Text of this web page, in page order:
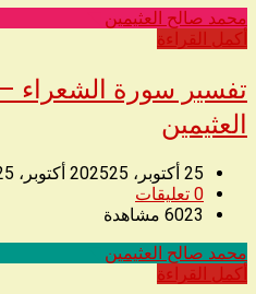
محمد صالح العثيمين
أكمل القراءة
تفسير سورة الشعراء
العثيمين
25 أكتوبر، 2025
25 أكتوبر، 2025
0 تعليقات
6023 مشاهدة
محمد صالح العثيمين
أكمل القراءة